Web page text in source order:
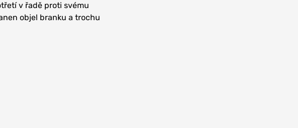
v řadě proti svému
objel branku a trochu